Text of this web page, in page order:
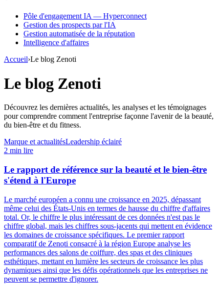
Pôle d'engagement IA — Hyperconnect
Gestion des prospects par l'IA
Gestion automatisée de la réputation
Intelligence d'affaires
Accueil›Le blog Zenoti
Le blog Zenoti
Découvrez les dernières actualités, les analyses et les témoignages
pour comprendre comment l'entreprise façonne l'avenir de la beauté,
du bien-être et du fitness.
Marque et actualitésLeadership éclairé
2 min lire
Le rapport de référence sur la beauté et le bien-être
s'étend à l'Europe
Le marché européen a connu une croissance en 2025, dépassant
même celui des États-Unis en termes de hausse du chiffre d'affaires
total. Or, le chiffre le plus intéressant de ces données n'est pas le
chiffre global, mais les chiffres sous-jacents qui mettent en évidence
les domaines de croissance spécifiques. Le premier rapport
comparatif de Zenoti consacré à la région Europe analyse les
performances des salons de coiffure, des spas et des cliniques
esthétiques, mettant en lumière les secteurs de croissance les plus
dynamiques ainsi que les défis opérationnels que les entreprises ne
peuvent se permettre d'ignorer.